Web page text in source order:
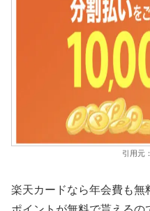
引用元：
楽天カードなら年会費も